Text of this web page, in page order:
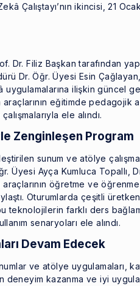
Çalıştayı’nın ikincisi, 21
Dr. Filiz Başkan tarafından
Dr. Öğr. Üyesi Esin
ilişkin güncel
eğitimde pedagojik
ele alındı.
Zenginleşen Program
sunum ve atölye
Üyesi Ayça Kumluca Topallı,
öğretme ve
Oturumlarda çeşitli
teknolojilerin farklı ders
senaryoları ele alındı.
Devam Edecek
ve atölye uygulamaları,
deneyim kazanma ve iyi